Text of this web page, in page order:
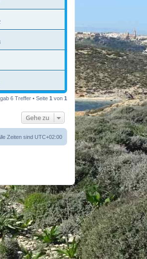
6 Treffer • Seite 1 von 1
Gehe zu
Zeiten sind UTC+02:00